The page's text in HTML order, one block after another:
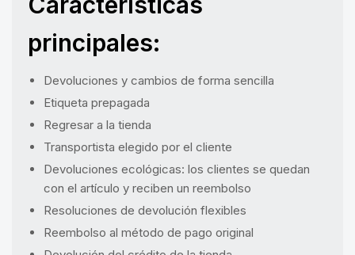
principales:
Devoluciones y cambios de forma sencilla
Etiqueta prepagada
Regresar a la tienda
Transportista elegido por el cliente
Devoluciones ecológicas: los clientes se quedan
con el artículo y reciben un reembolso
Resoluciones de devolución flexibles
Reembolso al método de pago original